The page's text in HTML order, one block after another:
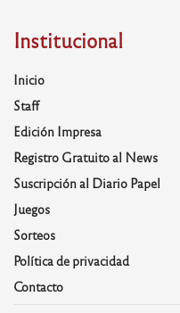
Institucional
Inicio
Staff
Edición Impresa
Registro Gratuito al News
Suscripción al Diario Papel
Juegos
Sorteos
Política de privacidad
Contacto